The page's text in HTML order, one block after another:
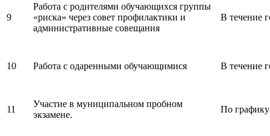
9
Работа с родителями обучающихся группы
«риска» через совет профилактики и
административные совещания
В течение
10 Работа с одаренными обучающимися В течение
11
Участие в муниципальном пробном
экзамене.
По графику